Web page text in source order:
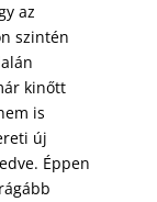
az
szintén
kinőtt
is
új
Éppen